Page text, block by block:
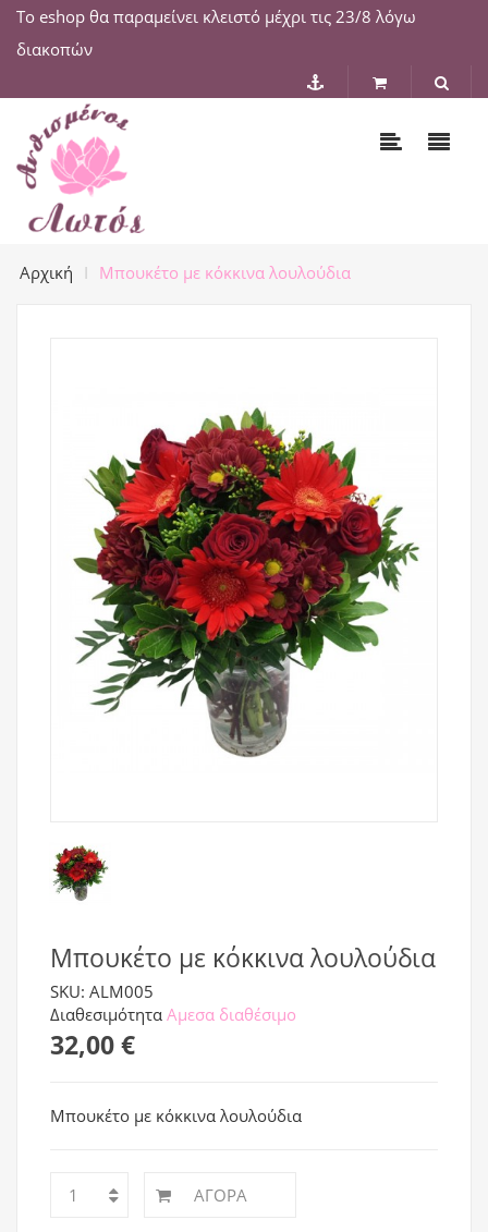
Το eshop θα παραμείνει κλειστό μέχρι τις 23/8 λόγω
διακοπών
Αρχική Μπουκέτο με κόκκινα λουλούδια
Μπουκέτο με κόκκινα λουλούδια
SKU: ALM005
Διαθεσιμότητα Αμεσα διαθέσιμο
32,00 €
Μπουκέτο με κόκκινα λουλούδια
ΑΓΟΡΆ